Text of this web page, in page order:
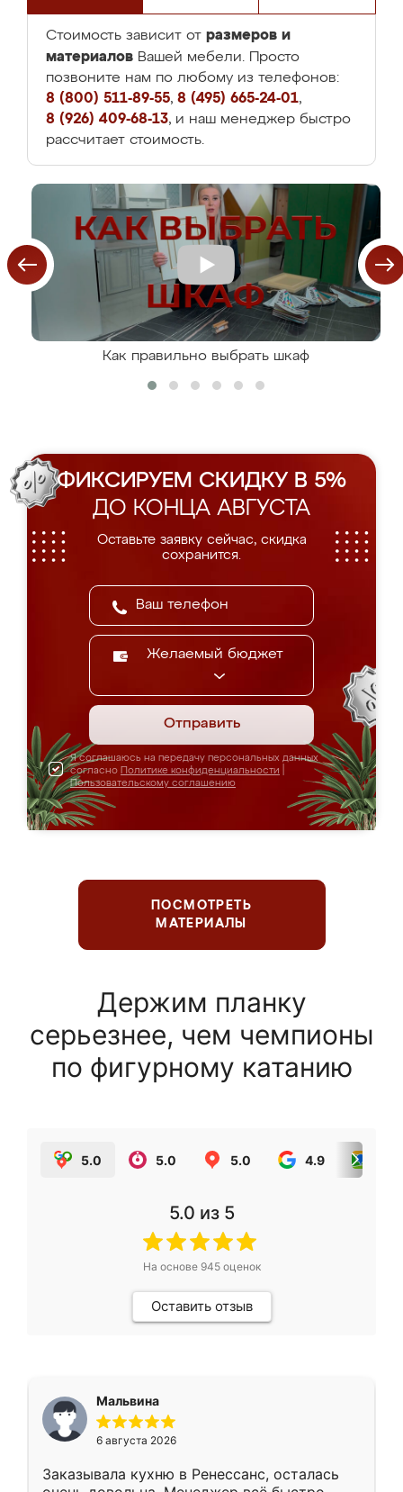
Стоимость зависит от размеров и
материалов Вашей мебели. Просто
позвоните нам по любому из телефонов:
8 (800) 511-89-55, 8 (495) 665-24-01,
8 (926) 409-68-13, и наш менеджер быстро
рассчитает стоимость.
Как правильно выбрать шкаф
ФИКСИРУЕМ СКИДКУ В 5%
ДО КОНЦА АВГУСТА
Оставьте заявку сейчас, скидка
сохранится.
Желаемый бюджет
Отправить
Я соглашаюсь на передачу персональных данных
согласно Политике конфиденциальности
Пользовательскому соглашению
ПОСМОТРЕТЬ
МАТЕРИАЛЫ
Держим планку
серьезнее, чем чемпионы
по фигурному катанию
5.0 5.0 5.0 4.9
5.0 из 5
На основе 945оценок
Оставить отзыв
Мальвина
6 августа 2026
Заказывала кухню в Ренессанс, осталась